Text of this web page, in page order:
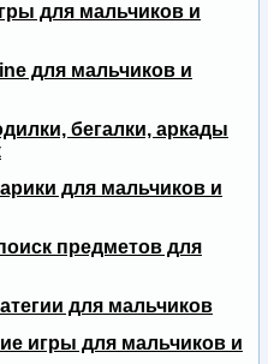
для мальчиков и
для мальчиков и
бегалки, аркады
для мальчиков и
предметов для
для мальчиков
игры для мальчиков и